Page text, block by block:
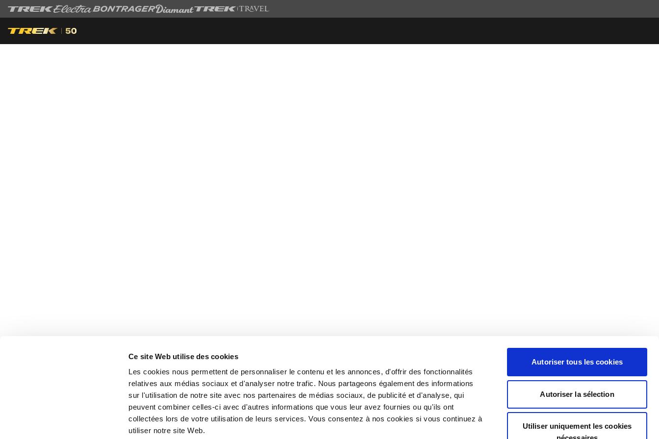
Ce site Web utilise des cookies
Les cookies nous permettent de personnaliser le contenu et les annonces, d'offrir des fonctionnalités
relatives aux médias sociaux et d'analyser notre trafic. Nous partageons également des informations
sur l'utilisation de notre site avec nos partenaires de médias sociaux, de publicité et d'analyse, qui
peuvent combiner celles-ci avec d'autres informations que vous leur avez fournies ou qu'ils ont
collectées lors de votre utilisation de leurs services. Vous consentez à nos cookies si vous continuez à
utiliser notre site Web.
Autoriser tous les cookies
Autoriser la sélection
Utiliser uniquement les cookies